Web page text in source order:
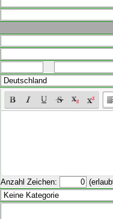
Anzahl Zeichen: